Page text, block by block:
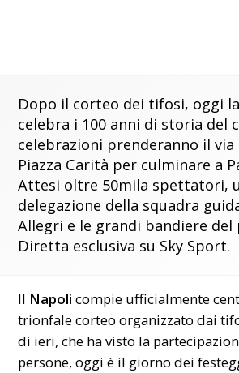
Dopo il corteo dei tifosi, oggi
celebra i 100 anni di storia del
celebrazioni prenderanno il via
Piazza Carità per culminare a
Attesi oltre 50mila spettatori,
delegazione della squadra
Allegri e le grandi bandiere del
Diretta esclusiva su Sky Sport.
Il Napoli compie ufficialmente
trionfale corteo organizzato dai
di ieri, che ha visto la
persone, oggi è il giorno dei